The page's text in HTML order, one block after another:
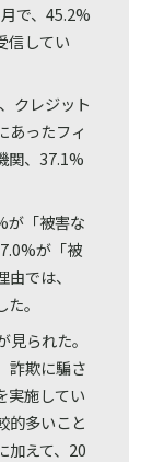
で、45.2%
信してい
クレジット
あったフィ
関、37.1%
が「被害な
が「被
では、
。
られた。
詐欺に騙さ
実施してい
的多いこと
加えて、20